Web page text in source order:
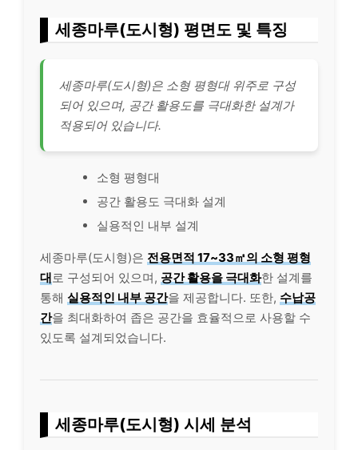
세종마루(도시형) 평면도 및 특징
세종마루(도시형)은 소형 평형대 위주로 구성
되어 있으며, 공간 활용도를 극대화한 설계가
적용되어 있습니다.
소형 평형대
공간 활용도 극대화 설계
실용적인 내부 설계
세종마루(도시형)은 전용면적 17~33㎡의 소형 평형
대로 구성되어 있으며, 공간 활용을 극대화한 설계를
통해 실용적인 내부 공간을 제공합니다. 또한, 수납공
간을 최대화하여 좁은 공간을 효율적으로 사용할 수
있도록 설계되었습니다.
세종마루(도시형) 시세 분석